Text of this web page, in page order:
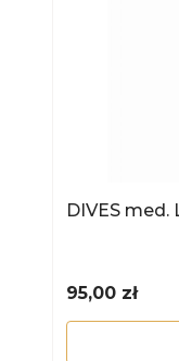
DIVES med.
Cena
95,00 zł